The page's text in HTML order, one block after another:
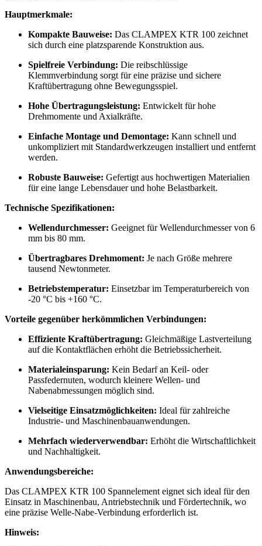
Hauptmerkmale:
Kompakte Bauweise: Das CLAMPEX KTR 100 zeichnet
sich durch eine platzsparende Konstruktion aus.
Spielfreie Verbindung: Die reibschlüssige
Klemmverbindung sorgt für eine präzise und sichere
Kraftübertragung ohne Bewegungsspiel.
Hohe Übertragungsleistung: Entwickelt für hohe
Drehmomente und Axialkräfte.
Einfache Montage und Demontage: Kann schnell und
unkompliziert mit Standardwerkzeugen installiert und entfernt
werden.
Robuste Bauweise: Gefertigt aus hochwertigen Materialien
für eine lange Lebensdauer und hohe Belastbarkeit.
Technische Spezifikationen:
Wellendurchmesser: Geeignet für Wellendurchmesser von 6
mm bis 80 mm.
Übertragbares Drehmoment: Je nach Größe mehrere
tausend Newtonmeter.
Betriebstemperatur: Einsetzbar im Temperaturbereich von
-20 °C bis +160 °C.
Vorteile gegenüber herkömmlichen Verbindungen:
Effiziente Kraftübertragung: Gleichmäßige Lastverteilung
auf die Kontaktflächen erhöht die Betriebssicherheit.
Materialeinsparung: Kein Bedarf an Keil- oder
Passfedernuten, wodurch kleinere Wellen- und
Nabenabmessungen möglich sind.
Vielseitige Einsatzmöglichkeiten: Ideal für zahlreiche
Industrie- und Maschinenbauanwendungen.
Mehrfach wiederverwendbar: Erhöht die Wirtschaftlichkeit
und Nachhaltigkeit.
Anwendungsbereiche:
Das CLAMPEX KTR 100 Spannelement eignet sich ideal für den
Einsatz in Maschinenbau, Antriebstechnik und Fördertechnik, wo
eine präzise Welle-Nabe-Verbindung erforderlich ist.
Hinweis: